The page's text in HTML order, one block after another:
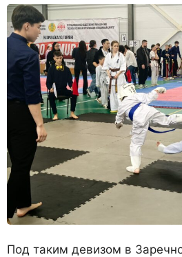
Под таким девизом в